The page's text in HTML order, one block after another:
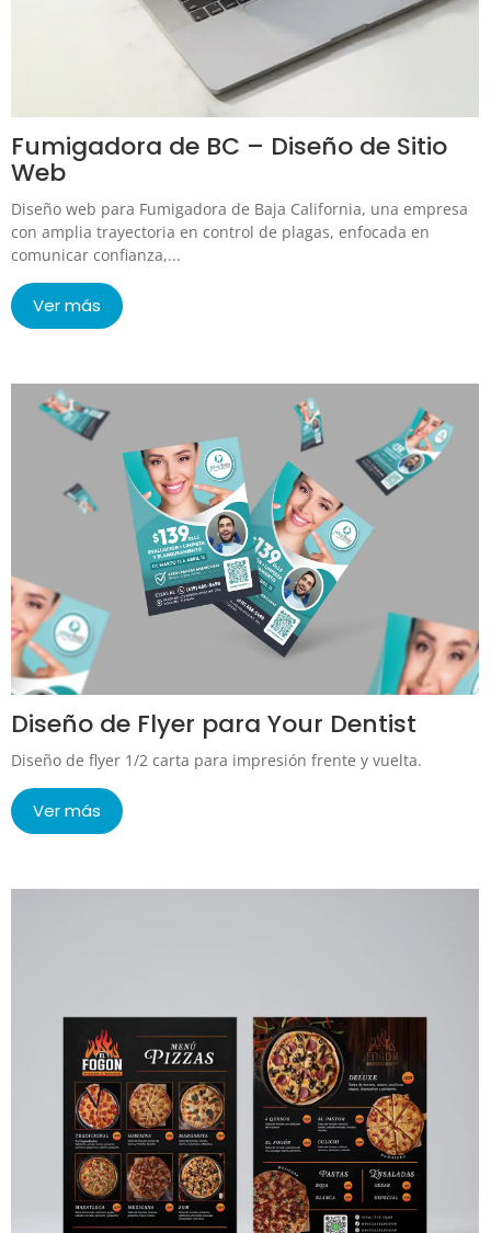
Fumigadora de BC – Diseño de Sitio
Web
Diseño web para Fumigadora de Baja California, una empresa
con amplia trayectoria en control de plagas, enfocada en
comunicar confianza,...
Ver más
Diseño de Flyer para Your Dentist
Diseño de flyer 1/2 carta para impresión frente y vuelta.
Ver más